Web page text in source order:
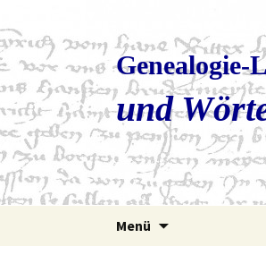
Genealogie-
und
Menü